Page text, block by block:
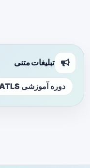
تبلیغات متنی
دوره آموزشی ATLS